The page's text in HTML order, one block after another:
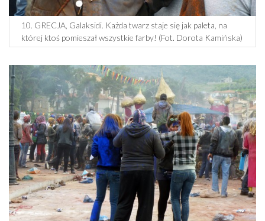
10. GRECJA, Galaksidi. Każda twarz staje się jak paleta, na
której ktoś pomieszał wszystkie farby! (Fot. Dorota Kamińska)